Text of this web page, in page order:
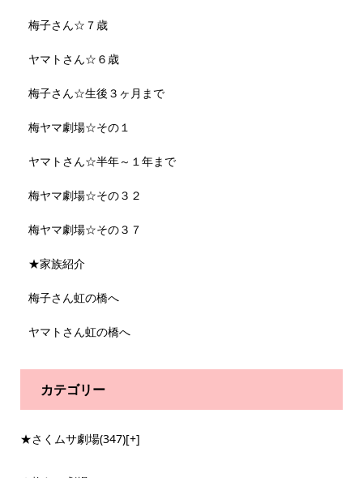
梅子さん☆７歳
ヤマトさん☆６歳
梅子さん☆生後３ヶ月まで
梅ヤマ劇場☆その１
ヤマトさん☆半年～１年まで
梅ヤマ劇場☆その３２
梅ヤマ劇場☆その３７
★家族紹介
梅子さん虹の橋へ
ヤマトさん虹の橋へ
カテゴリー
★さくムサ劇場(347)[+]